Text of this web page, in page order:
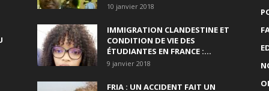
10 janvier 2018
IMMIGRATION CLANDESTINE ET
CONDITION DE VIE DES
ÉTUDIANTES EN FRANCE :...
9 janvier 2018
FRIA : UN ACCIDENT FAIT UN